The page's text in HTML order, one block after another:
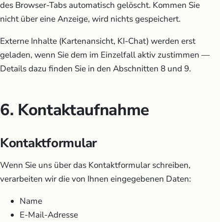
des Browser-Tabs automatisch gelöscht. Kommen Sie
nicht über eine Anzeige, wird nichts gespeichert.
Externe Inhalte (Kartenansicht, KI-Chat) werden erst
geladen, wenn Sie dem im Einzelfall aktiv zustimmen —
Details dazu finden Sie in den Abschnitten 8 und 9.
6. Kontaktaufnahme
Kontaktformular
Wenn Sie uns über das Kontaktformular schreiben,
verarbeiten wir die von Ihnen eingegebenen Daten:
Name
E-Mail-Adresse